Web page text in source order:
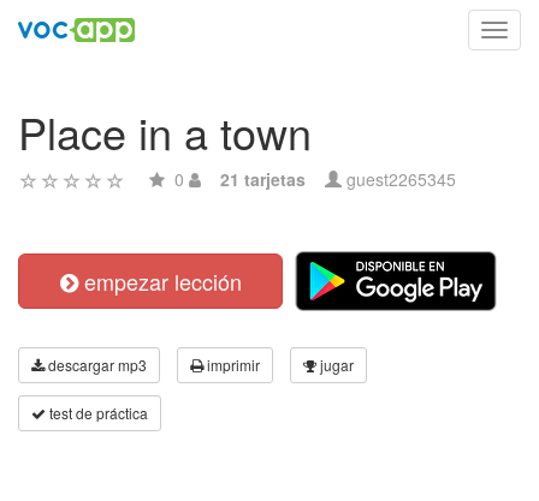
Place in a town
0 21 tarjetas guest2265345
empezar lección
descargar mp3 imprimir jugar
test de práctica